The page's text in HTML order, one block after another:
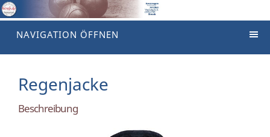
NAVIGATION ÖFFNEN
Regenjacke
Beschreibung